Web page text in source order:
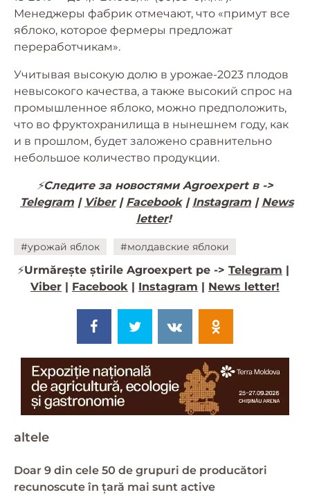
Менеджеры фабрик отмечают, что «примут все
яблоко, которое фермеры предложат
переработчикам».
Учитывая высокую долю в урожае-2023 плодов
невысокого качества, а также высокий спрос на
промышленное яблоко, можно предположить,
что во фруктохранилища в нынешнем году, как
и в прошлом, будет заложено сравнительно
небольшое количество продукции.
⚡️Следите за новостями Agroexpert в ->
Telegram | Viber| Facebook| Instagram | News
letter!
#урожай яблок #молдавские яблоки
⚡️Urmărește știrile Agroexpert pe -> Telegram
Viber
Facebook Instagram News letter!
altele
Doar 9 din cele 50 de grupuri de producători
recunoscute în țară mai sunt active